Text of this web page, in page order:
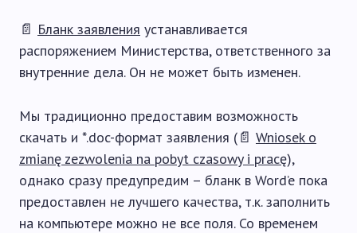
📄 Бланк заявления устанавливается
распоряжением Министерства, ответственного за
внутренние дела. Он не может быть изменен.
Мы традиционно предоставим возможность
скачать и *.doc-формат заявления (📄 Wniosek o
zmianę zezwolenia na pobyt czasowy i pracę),
однако сразу предупредим – бланк в Word’e пока
предоставлен не лучшего качества, т.к. заполнить
на компьютере можно не все поля. Со временем